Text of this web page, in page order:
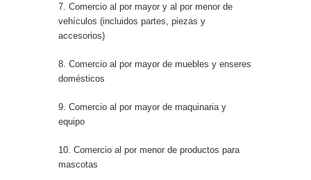
7. Comercio al por mayor y al por menor de
vehículos (incluidos partes, piezas y
accesorios)
8. Comercio al por mayor de muebles y enseres
domésticos
9. Comercio al por mayor de maquinaria y
equipo
10. Comercio al por menor de productos para
mascotas